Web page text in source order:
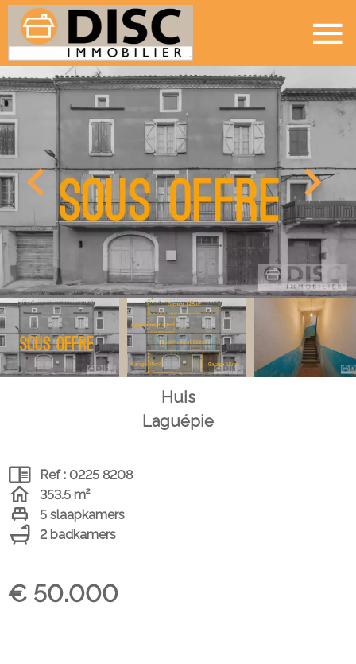
Huis
Laguépie
Ref : 0225 8208
353.5 m²
5 slaapkamers
2 badkamers
€ 50.000